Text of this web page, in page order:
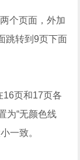
个页面，外加
跳转到9页下面
页和17页各
为“无颜色线
一致。